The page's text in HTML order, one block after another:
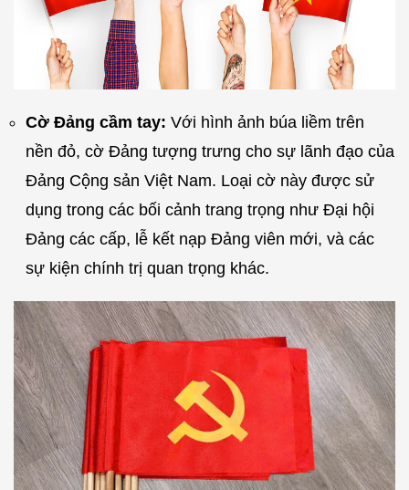
Cờ Đảng cầm tay: Với hình ảnh búa liềm trên
nền đỏ, cờ Đảng tượng trưng cho sự lãnh đạo của
Đảng Cộng sản Việt Nam. Loại cờ này được sử
dụng trong các bối cảnh trang trọng như Đại hội
Đảng các cấp, lễ kết nạp Đảng viên mới, và các
sự kiện chính trị quan trọng khác.